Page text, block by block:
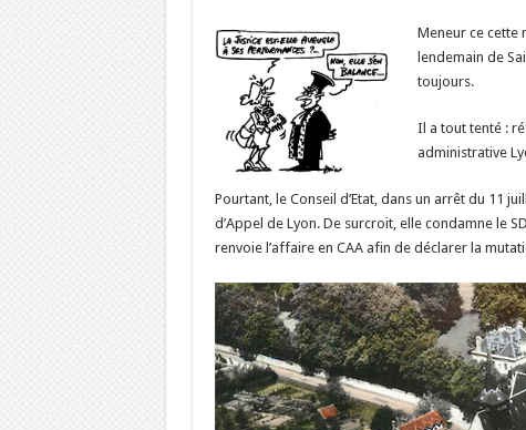
Meneur ce cette
lendemain de
toujours.
Il a tout tenté :
administrative
Pourtant, le Conseil d’Etat, dans un arrêt du 11
d’Appel de Lyon. De surcroit, elle condamne le
renvoie l’affaire en CAA afin de déclarer la